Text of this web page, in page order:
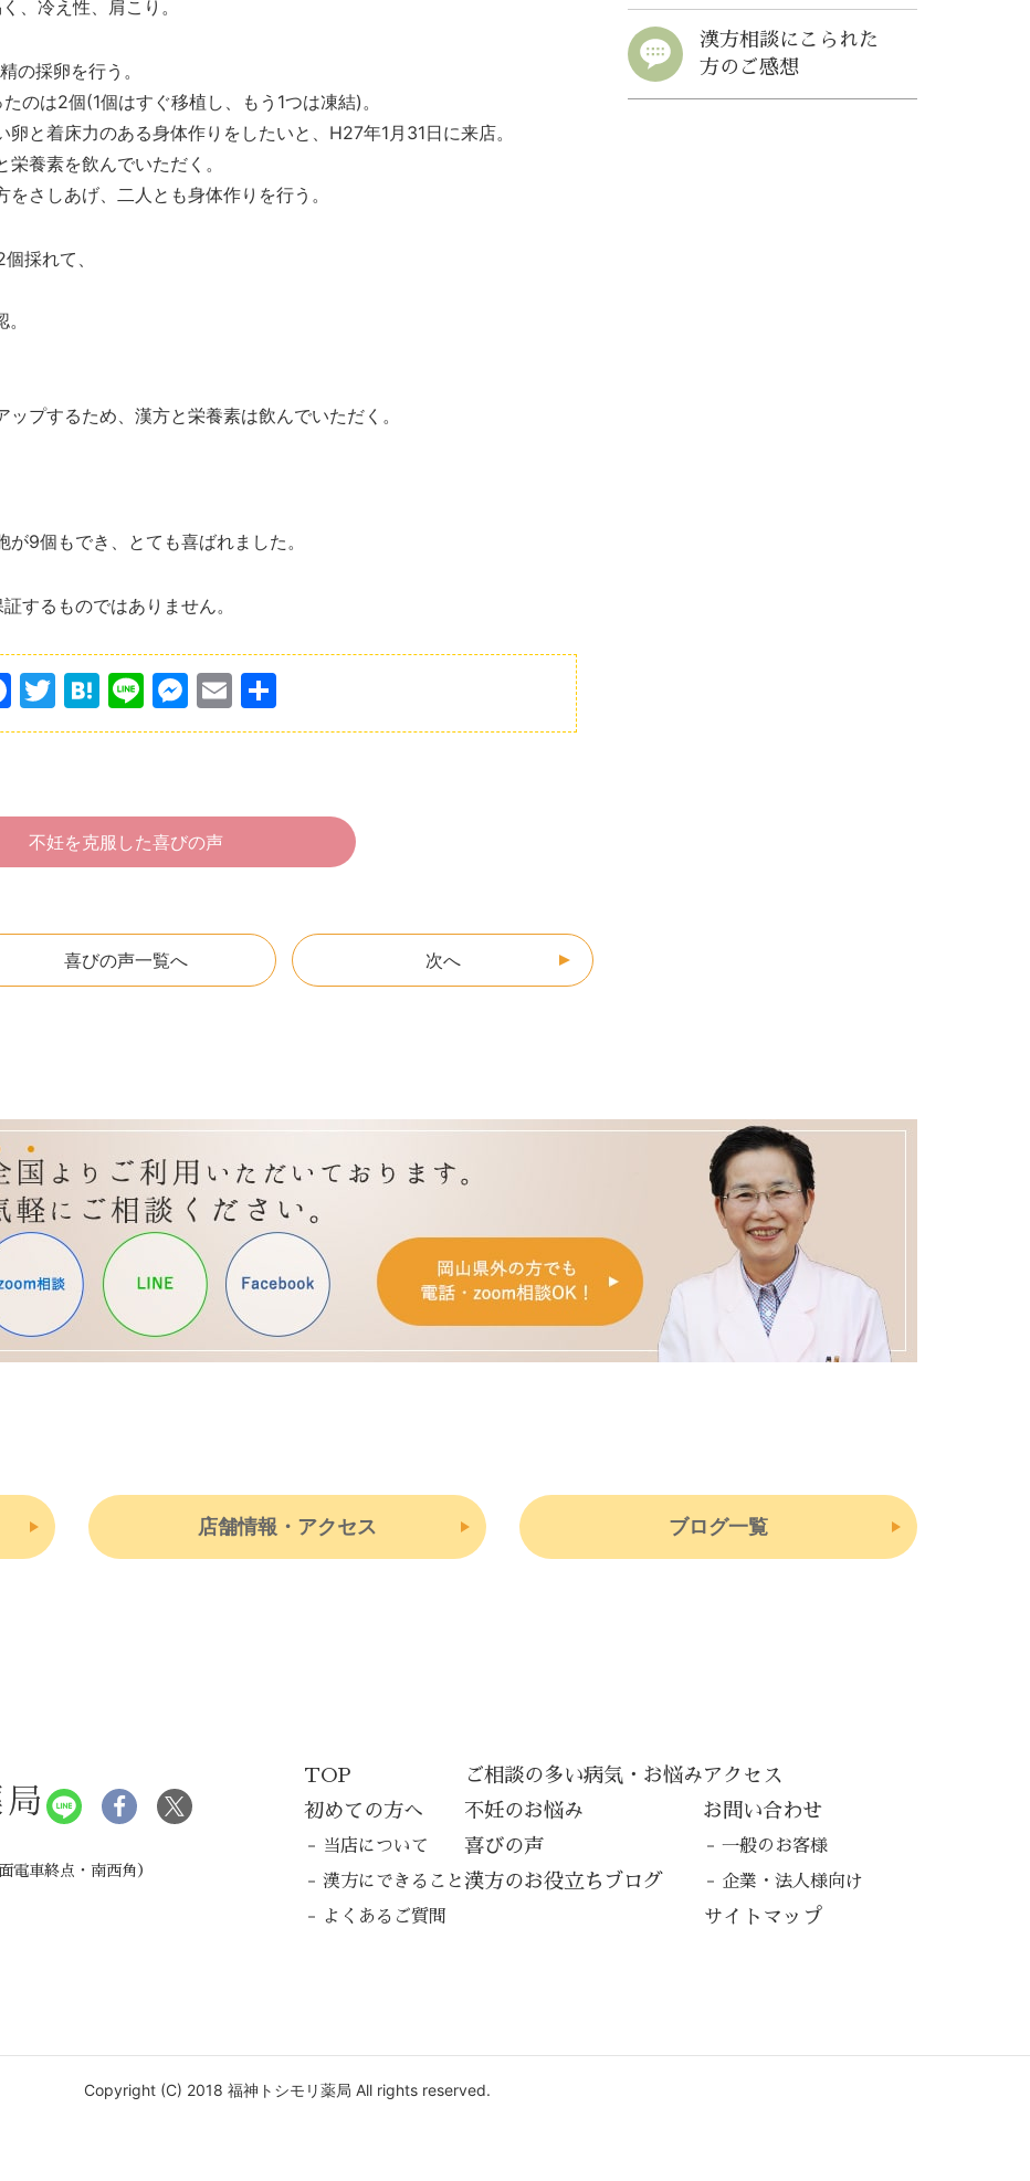
、冷え性、肩こり。
の採卵を行う。
のは2個(1個はすぐ移植し、もう1つは凍結)。
と着床力のある身体作りをしたいと、H27年1月31日に来店。
養素を飲んでいただく。
さしあげ、二人とも身体作りを行う。
採れて、
プするため、漢方と栄養素は飲んでいただく。
9個もでき、とても喜ばれました。
するものではありません。
F
a
b
o
k
T
w
H
at
a
Li
n
M
e
e
n
er
E
m
共
有
不妊を克服した喜びの声
喜びの声一覧へ 次へ
漢方相談にこられた
方のご感想
店舗情報・アクセス ブログ一覧
TOP
初めての方へ
当店について
漢方にできること
よくあるご質問
ご相談の多い病気・お悩み
不妊のお悩み
喜びの声
漢方のお役立ちブログ
アクセス
お問い合わせ
一般のお客様
企業・法人様向け
サイトマップ
面電車終点・南西角）
Copyright (C) 2018 福神トシモリ薬局 All rights reserved.